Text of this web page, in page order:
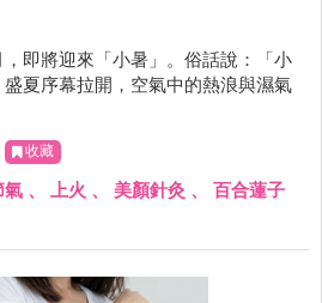
即將迎來「小暑」。俗話說：「小
夏序幕拉開，空氣中的熱浪與濕氣
收藏
氣 、 上火 、 美顏針灸 、 百合蓮子